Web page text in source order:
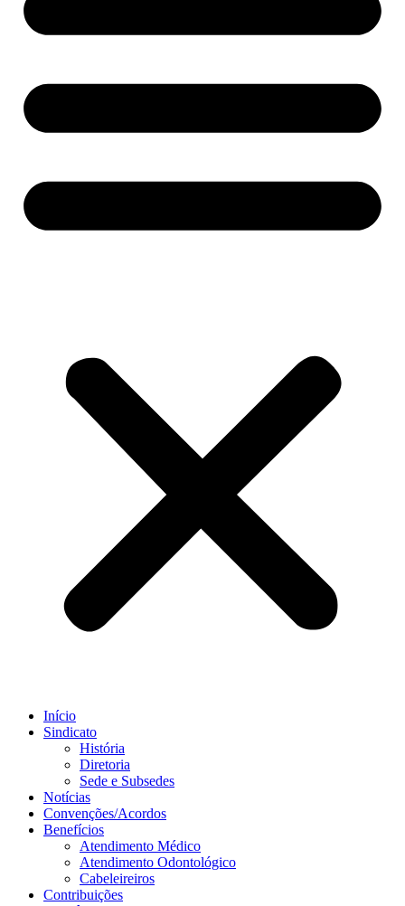
Início
Sindicato
História
Diretoria
Sede e Subsedes
Notícias
Convenções/Acordos
Benefícios
Atendimento Médico
Atendimento Odontológico
Cabeleireiros
Contribuições